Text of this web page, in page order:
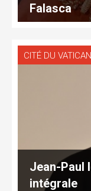
Falasca
CITÉ DU VATICAN
Jean-Paul
intégrale